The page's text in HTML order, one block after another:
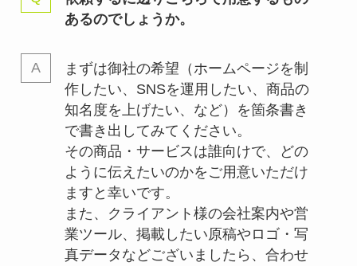
あるのでしょうか。
まずは御社の希望（ホームページを制
作したい、SNSを運用したい、商品の
知名度を上げたい、など）を箇条書き
で書き出してみてください。
その商品・サービスは誰向けで、どの
ように伝えたいのかをご用意いただけ
ますと幸いです。
また、クライアント様の会社案内や営
業ツール、掲載したい原稿やロゴ・写
真データなどございましたら、合わせ